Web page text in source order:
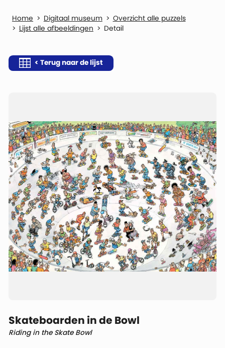
Digitaal museum
Overzicht alle puzzels
Lijst alle afbeeldingen
Detail
< Terug naar de lijst
Skateboarden in de Bowl
Riding in the Skate Bowl